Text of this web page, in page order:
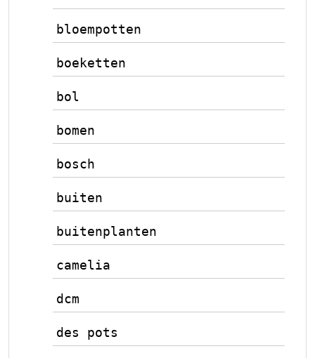
bloempotten
boeketten
bol
bomen
bosch
buiten
buitenplanten
camelia
dcm
des pots